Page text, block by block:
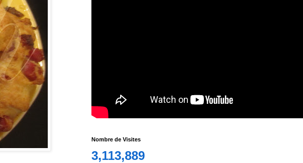
Nombre de Visites
3,113,889